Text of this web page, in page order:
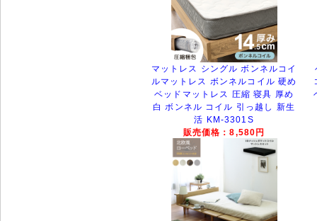
マットレス シングル ボンネルコイ
ルマットレス ボンネルコイル 硬め
ベッドマットレス 圧縮 寝具 厚め
白 ボンネル コイル 引っ越し 新生
活 KM-3301S
販売価格：8,580円